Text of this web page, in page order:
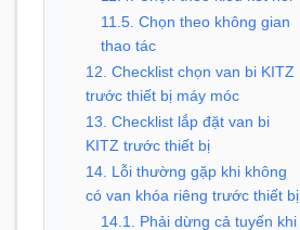
11.5. Chọn theo không gian
thao tác
12. Checklist chọn van bi KITZ
trước thiết bị máy móc
13. Checklist lắp đặt van bi
KITZ trước thiết bị
14. Lỗi thường gặp khi không
có van khóa riêng trước thiết bị
14.1. Phải dừng cả tuyến khi